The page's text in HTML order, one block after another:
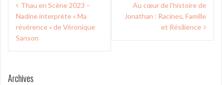
de
l’article
Thau en Scène 2023 –
Nadine interprète « Ma
révérence » de Véronique
Sanson
Au cœur de l’histoire de
Jonathan : Racines, Famille
et Résilience
Archives